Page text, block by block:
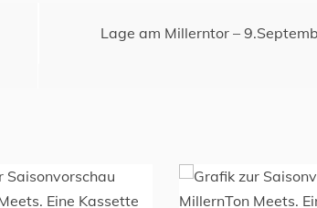
Lage am Millerntor –